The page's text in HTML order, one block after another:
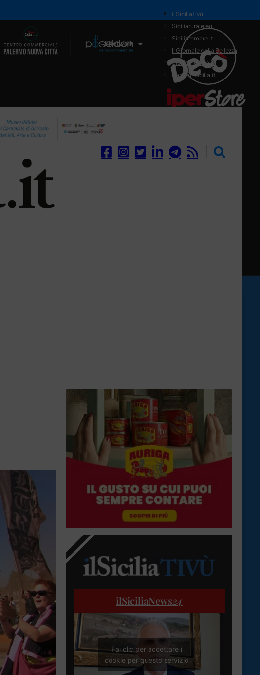
Il Network
il SiciliaTivù
Siciliarurale.eu
Siciliammare.it
Il Giornale della Bellezza
Siciliamedica.it
Sanitainsicilia.it
ilSiciliaNews24
Fai clic per accettare i
cookie per questo servizio